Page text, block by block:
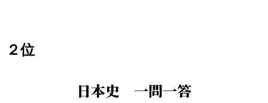
２位
日本史 一問一答